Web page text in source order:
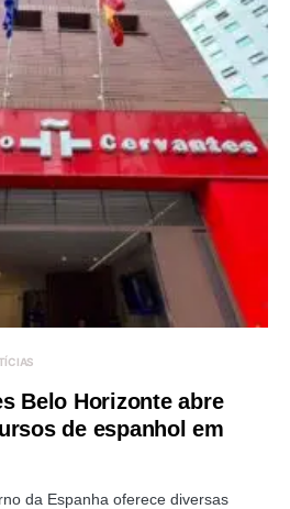
Belo Horizonte abre
de espanhol em
da Espanha oferece diversas